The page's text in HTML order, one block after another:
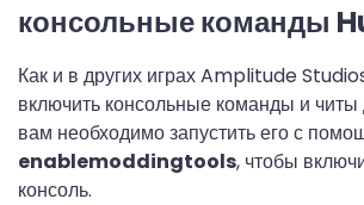
консольные команды
Как и в других играх Amplitude
включить консольные команды и
вам необходимо запустить его с
enablemoddingtools, чтобы
консоль.